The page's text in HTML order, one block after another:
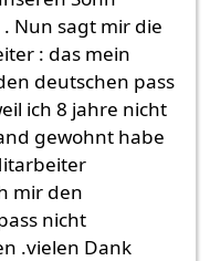
Nun sagt mir die
: das mein
deutschen pass
ich 8 jahre nicht
gewohnt habe
mir den
nicht
.vielen Dank